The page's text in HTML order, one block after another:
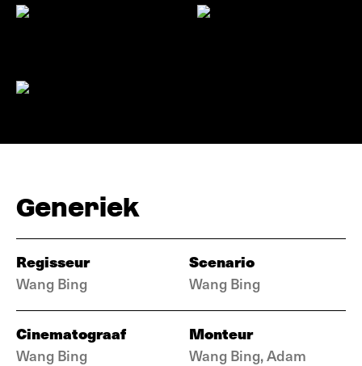
Generiek
Regisseur
Wang Bing
Scenario
Wang Bing
Cinematograaf
Wang Bing
Monteur
Wang Bing, Adam